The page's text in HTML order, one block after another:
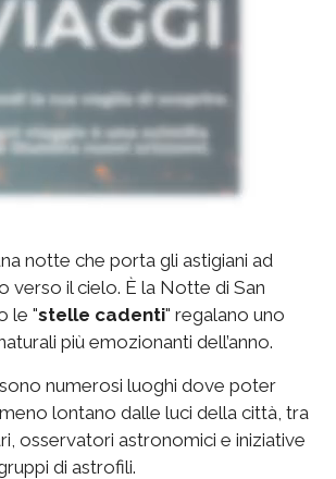
notte che porta gli astigiani ad
verso il cielo. È la Notte di San
le "stelle cadenti" regalano uno
più emozionanti dell’anno.
sono numerosi luoghi dove poter
lontano dalle luci della città, tra
osservatori astronomici e iniziative
di astrofili.